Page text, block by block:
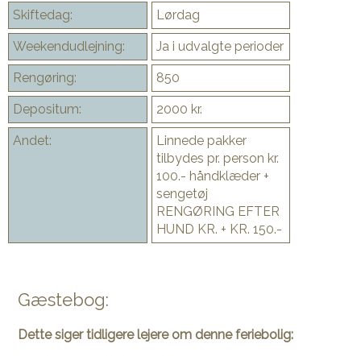
Skiftedag: Lørdag
Weekendudlejning: Ja i udvalgte perioder
Rengøring: 850
Depositum: 2000 kr.
Andet:
Linnede pakker
tilbydes pr. person kr.
100.- håndklæder +
sengetøj
RENGØRING EFTER
HUND KR. + KR. 150.-
Gæstebog:
Dette siger tidligere lejere om denne feriebolig: